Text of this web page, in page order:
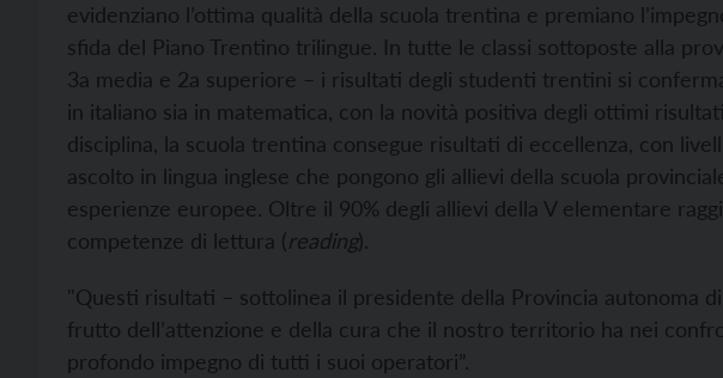
evidenziano l’ottima qualità della scuola trentina e premiano
sfida del Piano Trentino trilingue. In tutte le classi sottoposte alla
3a media e 2a superiore – i risultati degli studenti trentini si
in italiano sia in matematica, con la novità positiva degli ottimi
disciplina, la scuola trentina consegue risultati di eccellenza, con
ascolto in lingua inglese che pongono gli allievi della scuola
esperienze europee. Oltre il 90% degli allievi della V elementare
competenze di lettura (reading).
"Questi risultati – sottolinea il presidente della Provincia autonoma
frutto dell’attenzione e della cura che il nostro territorio ha nei
profondo impegno di tutti i suoi operatori”.